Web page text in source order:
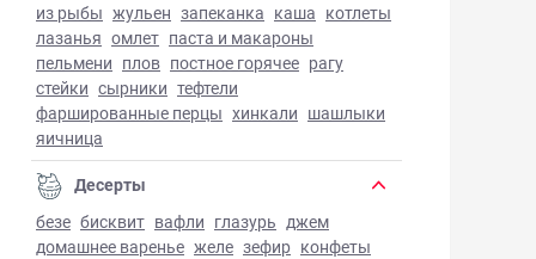
из рыбы жульен запеканка каша котлеты
лазанья омлет паста и макароны
пельмени плов постное горячее рагу
стейки сырники тефтели
фаршированные перцы хинкали шашлыки
яичница
Десерты
безе бисквит вафли глазурь джем
домашнее варенье желе зефир конфеты